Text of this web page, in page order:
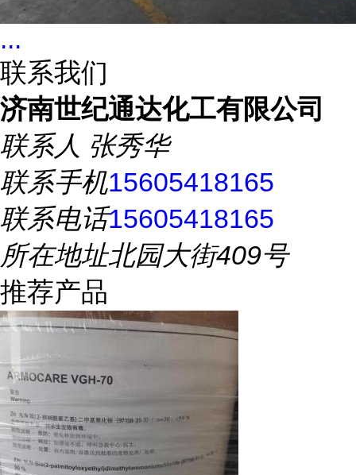
...
联系我们
济南世纪通达化工有限公司
联系人 张秀华
联系手机15605418165
联系电话15605418165
所在地址北园大街409号
推荐产品